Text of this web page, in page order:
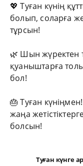
💖 Туған күнің
болып, соларға
тұрсын!
🌿 Шын жүректен
қуаныштарға
бол!
🎂 Туған
жаңа
болсын!
Туған күнге